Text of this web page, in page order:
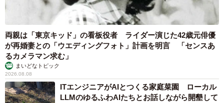
両親は「東京キッド」の看板役者 ライダー演じた42歳元俳優
が再婚妻との「ウエディングフォト」計画を明言 「センスあ
るカメラマン求む」
まいどなトピック
2026.08.08
ITエンジニアがAIとつくる家庭菜園 ローカル
LLMのゆるふわAIたちとお話しながら開墾して